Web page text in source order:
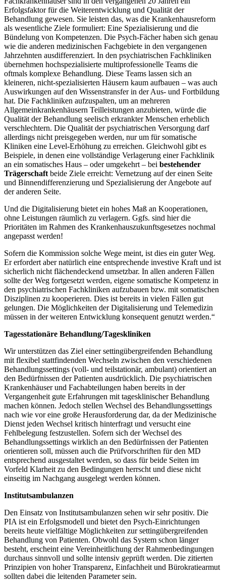
Erfolgsfaktor für die Weiterentwicklung und Qualität der
Behandlung gewesen. Sie leisten das, was die Krankenhausreform
als wesentliche Ziele formuliert: Eine Spezialisierung und die
Bündelung von Kompetenzen. Die Psych-Fächer haben sich genau
wie die anderen medizinischen Fachgebiete in den vergangenen
Jahrzehnten ausdifferenziert. In den psychiatrischen Fachkliniken
übernehmen hochspezialisierte multiprofessionelle Teams die
oftmals komplexe Behandlung. Diese Teams lassen sich an
kleineren, nicht-spezialisierten Häusern kaum aufbauen – was auch
Auswirkungen auf den Wissenstransfer in der Aus- und Fortbildung
hat. Die Fachkliniken aufzuspalten, um an mehreren
Allgemeinkrankenhäusern Teilleistungen anzubieten, würde die
Qualität der Behandlung seelisch erkrankter Menschen erheblich
verschlechtern. Die Qualität der psychiatrischen Versorgung darf
allerdings nicht preisgegeben werden, nur um für somatische
Kliniken eine Level-Erhöhung zu erreichen. Gleichwohl gibt es
Beispiele, in denen eine vollständige Verlagerung einer Fachklinik
an ein somatisches Haus – oder umgekehrt – bei bestehender
Trägerschaft beide Ziele erreicht: Vernetzung auf der einen Seite
und Binnendifferenzierung und Spezialisierung der Angebote auf
der anderen Seite.
Und die Digitalisierung bietet ein hohes Maß an Kooperationen,
ohne Leistungen räumlich zu verlagern. Ggfs. sind hier die
Prioritäten im Rahmen des Krankenhauszukunftsgesetzes nochmal
angepasst werden!
Sofern die Kommission solche Wege meint, ist dies ein guter Weg.
Er erfordert aber natürlich eine entsprechende investive Kraft und ist
sicherlich nicht flächendeckend umsetzbar. In allen anderen Fällen
sollte der Weg fortgesetzt werden, eigene somatische Kompetenz in
den psychiatrischen Fachkliniken aufzubauen bzw. mit somatischen
Disziplinen zu kooperieren. Dies ist bereits in vielen Fällen gut
gelungen. Die Möglichkeiten der Digitalisierung und Telemedizin
müssen in der weiteren Entwicklung konsequent genutzt werden.“
Tagesstationäre Behandlung/Tageskliniken
Wir unterstützen das Ziel einer settingübergreifenden Behandlung
mit flexibel stattfindenden Wechseln zwischen den verschiedenen
Behandlungssettings (voll- und teilstationär, ambulant) orientiert an
den Bedürfnissen der Patienten ausdrücklich. Die psychiatrischen
Krankenhäuser und Fachabteilungen haben bereits in der
Vergangenheit gute Erfahrungen mit tagesklinischer Behandlung
machen können. Jedoch stellen Wechsel des Behandlungssettings
nach wie vor eine große Herausforderung dar, da der Medizinische
Dienst jeden Wechsel kritisch hinterfragt und versucht eine
Fehlbelegung festzustellen. Sofern sich der Wechsel des
Behandlungssettings wirklich an den Bedürfnissen der Patienten
orientieren soll, müssen auch die Prüfvorschriften für den MD
entsprechend ausgestaltet werden, so dass für beide Seiten im
Vorfeld Klarheit zu den Bedingungen herrscht und diese nicht
einseitig im Nachgang ausgelegt werden können.
Institutsambulanzen
Den Einsatz von Institutsambulanzen sehen wir sehr positiv. Die
PIA ist ein Erfolgsmodell und bietet den Psych-Einrichtungen
bereits heute vielfältige Möglichkeiten zur settingübergreifenden
Behandlung von Patienten. Obwohl das System schon länger
besteht, erscheint eine Vereinheitlichung der Rahmenbedingungen
durchaus sinnvoll und sollte intensiv geprüft werden. Die zitierten
Prinzipien von hoher Transparenz, Einfachheit und Bürokratiearmut
sollten dabei die leitenden Parameter sein.